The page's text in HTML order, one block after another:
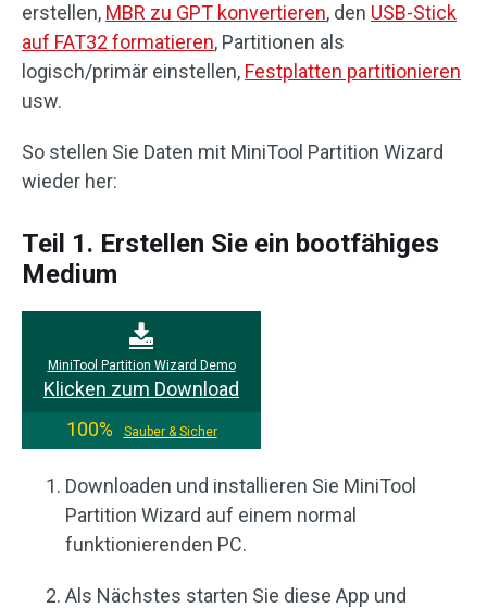
erstellen, MBR zu GPT konvertieren, den USB-Stick
auf FAT32 formatieren, Partitionen als
logisch/primär einstellen, Festplatten partitionieren
usw.
So stellen Sie Daten mit MiniTool Partition Wizard
wieder her:
Teil 1. Erstellen Sie ein bootfähiges
Medium
MiniTool Partition Wizard Demo
Klicken zum Download
100%
Sauber & Sicher
Downloaden und installieren Sie MiniTool
Partition Wizard auf einem normal
funktionierenden PC.
Als Nächstes starten Sie diese App und